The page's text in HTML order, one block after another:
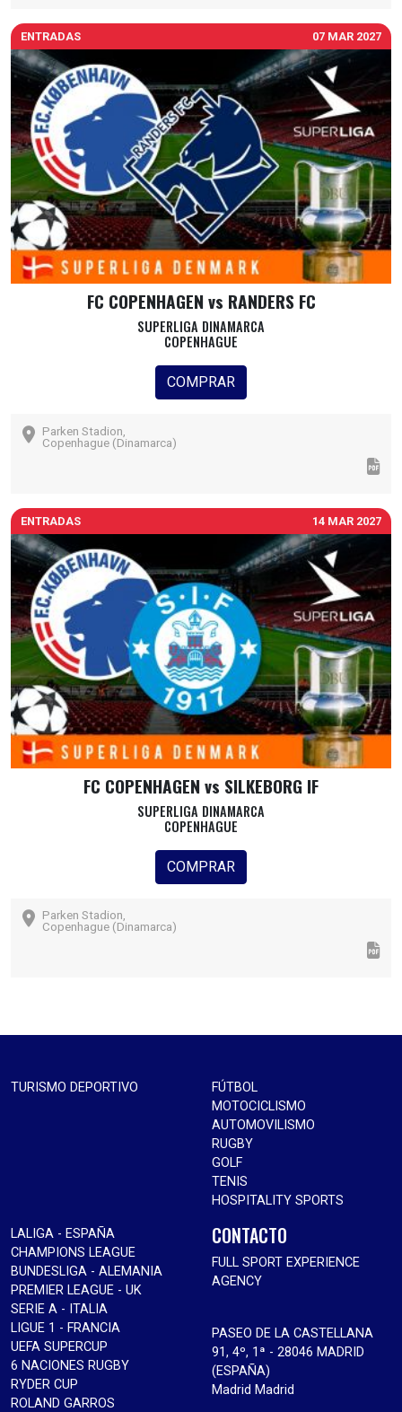
ENTRADAS 07 MAR 2027
FC COPENHAGEN vs RANDERS FC
SUPERLIGA DINAMARCA
COPENHAGUE
COMPRAR
Parken Stadion,
Copenhague (Dinamarca)
ENTRADAS 14 MAR 2027
FC COPENHAGEN vs SILKEBORG IF
SUPERLIGA DINAMARCA
COPENHAGUE
COMPRAR
Parken Stadion,
Copenhague (Dinamarca)
TURISMO DEPORTIVO
FÚTBOL
MOTOCICLISMO
AUTOMOVILISMO
RUGBY
GOLF
TENIS
HOSPITALITY SPORTS
LALIGA - ESPAÑA
CHAMPIONS LEAGUE
BUNDESLIGA - ALEMANIA
PREMIER LEAGUE - UK
SERIE A - ITALIA
LIGUE 1 - FRANCIA
UEFA SUPERCUP
6 NACIONES RUGBY
RYDER CUP
ROLAND GARROS
CONTACTO
FULL SPORT EXPERIENCE
AGENCY
PASEO DE LA CASTELLANA
91, 4º, 1ª - 28046 MADRID
(ESPAÑA)
Madrid Madrid